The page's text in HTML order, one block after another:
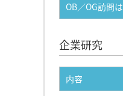
OB／OG訪問は
企業研究
内容